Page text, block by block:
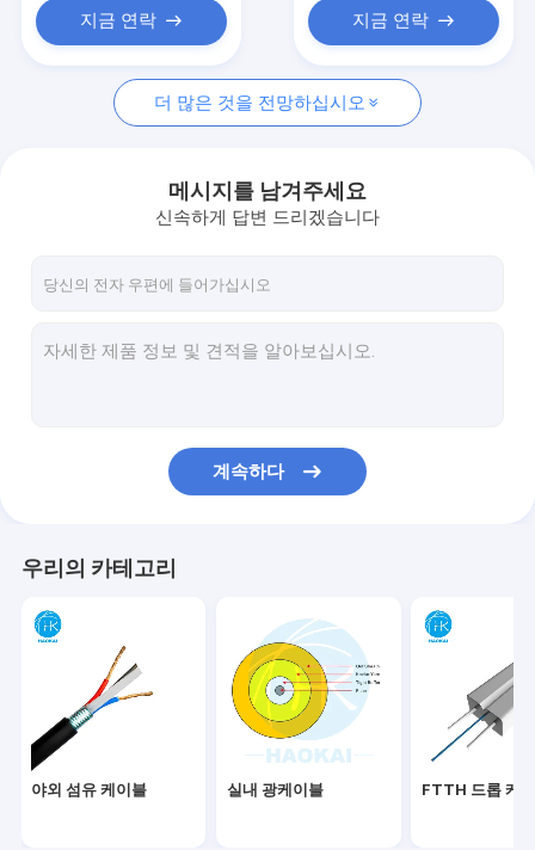
견적 요청
야외 섬유 케이블
FTTH 드롭 케이블
OPGW 섬유 케이블
섬유 빠른 연결기
지금 연락 지금 연락
더 많은 것을 전망하십시오
메시지를 남겨주세요
신속하게 답변 드리겠습니다
계속하다
우리의 카테고리
야외 섬유 케이블 실내 광케이블 FTTH 드롭 케